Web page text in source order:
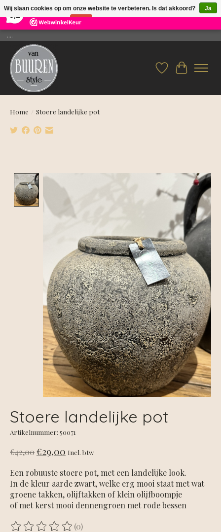
26 Reviews ×
....
Verlanglijst
Home / Stoere landelijke pot
Product image slideshow Items
Stoere landelijke pot
Artikelnummer: 50071
€42,00€29,00 Incl. btw
Een robuuste stoere pot, met een landelijke look.
In de kleur aarde zwart, welke erg mooi staat met wat
groene takken, olijftakken of klein olijfboompje
of met kerst mooi dennengroen met rode bessen
(0)
Wij slaan cookies op om onze website te verbeteren. Is dat akkoord?
Ja
Nee